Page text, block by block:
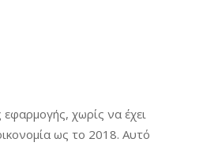
χωρίς να έχει
ως το 2018. Αυτό